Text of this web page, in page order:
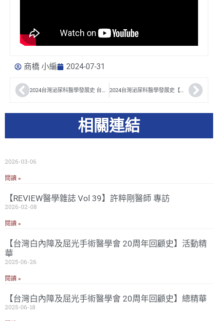
商橋 小編 2024-07-31
2024台灣泌尿科醫學發展史 台灣泌尿科醫學會第15屆秘書長【吳建志】醫師專訪 2024台灣泌尿科醫學發展史【方甘棠】醫師專訪
相關連結
2026-03-06
閱讀 »
【REVIEW醫學雜誌 Vol 39】許粹剛醫師 專訪
2026-02-08
閱讀 »
【台灣白內障及屈光手術醫學會 20周年回顧史】活動精
華
2025-06-26
閱讀 »
【台灣白內障及屈光手術醫學會 20周年回顧史】總精華
2025-06-18